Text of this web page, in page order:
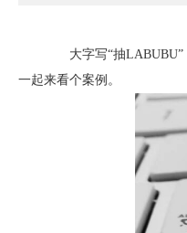
大字写“抽LABUBU”
一起来看个案例。